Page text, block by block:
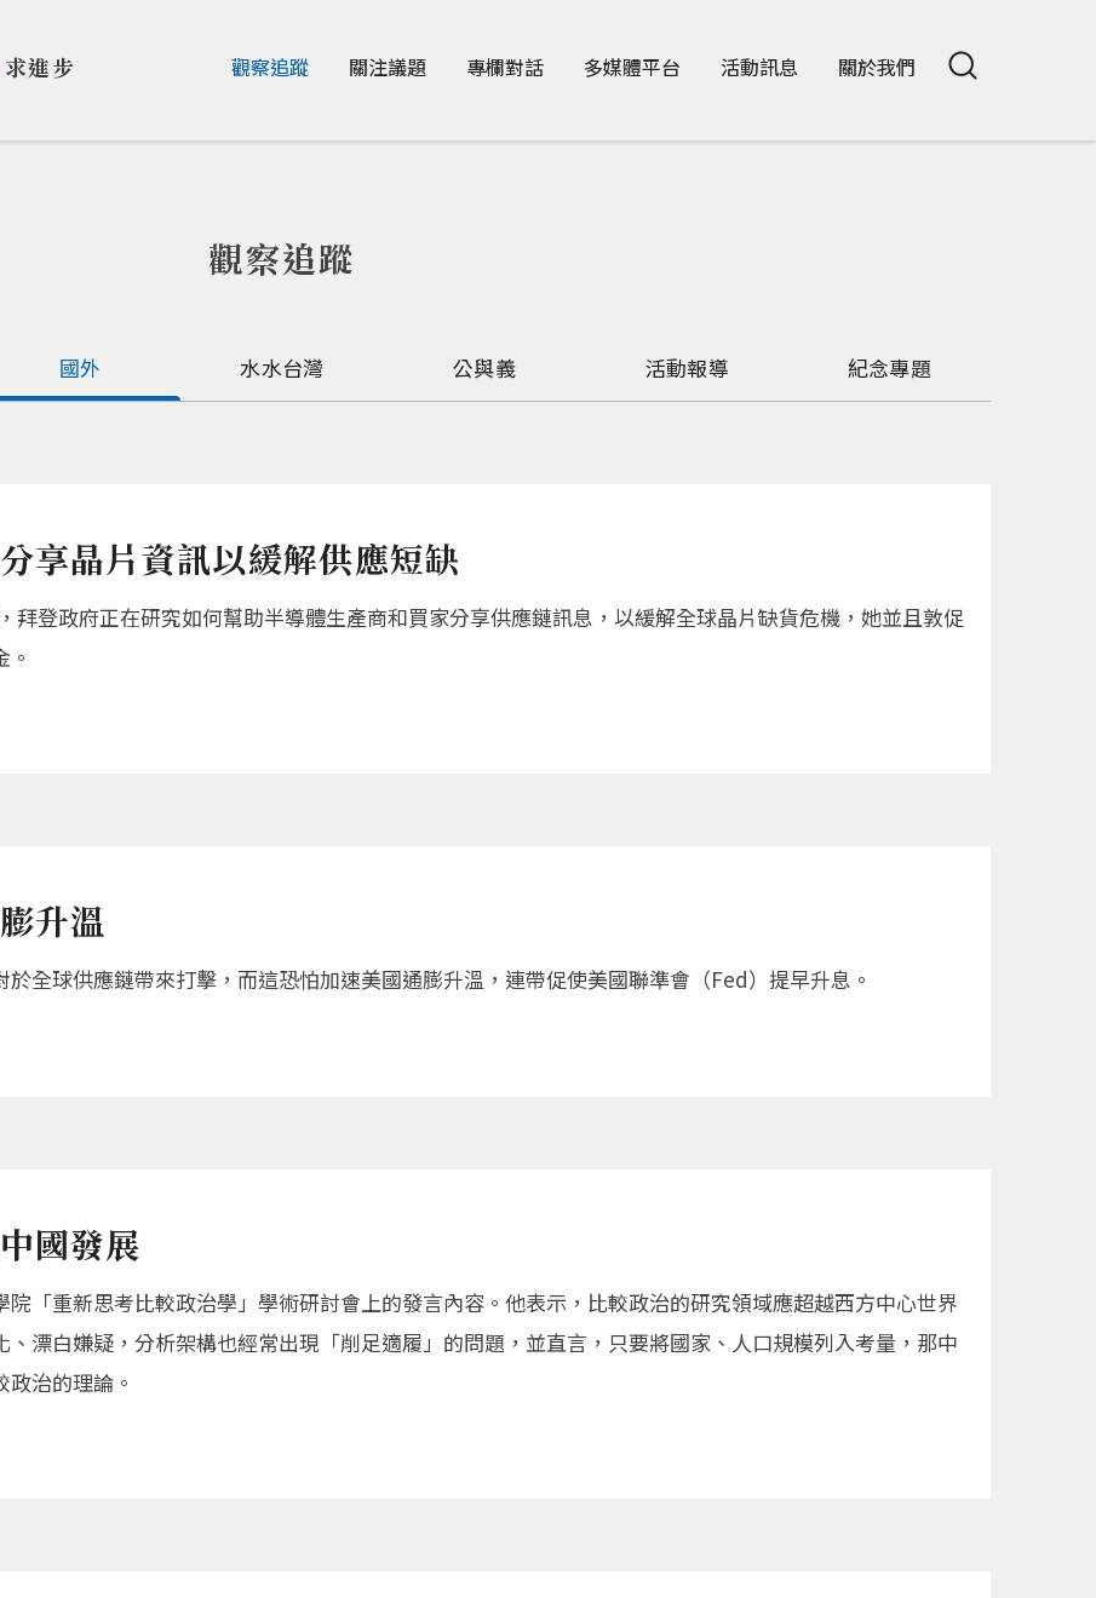
求進步 觀察追蹤 關注議題 專欄對話 多媒體平台 活動訊息 關於我們
觀察追蹤
國外 水水台灣 公與義 活動報導 紀念專題
享晶片資訊以緩解供應短缺
登政府正在研究如何幫助半導體生產商和買家分享供應鏈訊息，以緩解全球晶片缺貨危機，她並且敦促
升溫
全球供應鏈帶來打擊，而這恐怕加速美國通膨升溫，連帶促使美國聯準會（Fed）提早升息。
國發展
「重新思考比較政治學」學術研討會上的發言內容。他表示，比較政治的研究領域應超越西方中心世界
漂白嫌疑，分析架構也經常出現「削足適履」的問題，並直言，只要將國家、人口規模列入考量，那中
治的理論。